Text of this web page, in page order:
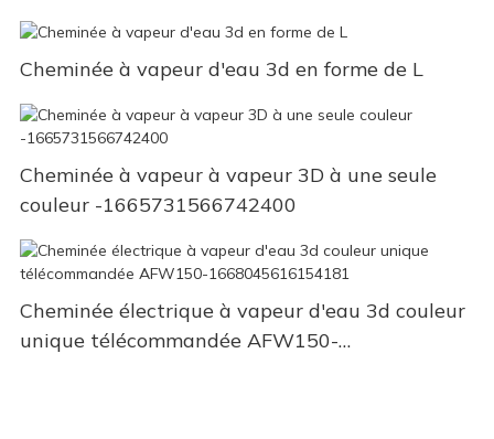
Cheminée à vapeur d'eau 3d en forme de L
Cheminée à vapeur à vapeur 3D à une seule
couleur -1665731566742400
Cheminée électrique à vapeur d'eau 3d couleur
unique télécommandée AFW150-